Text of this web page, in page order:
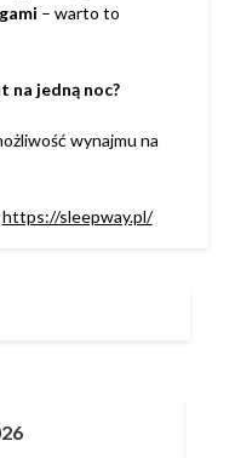
– warto to
na jedną noc?
wynajmu na
https://sleepway.pl/